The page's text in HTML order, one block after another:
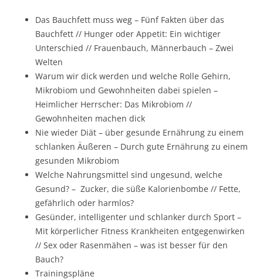
Das Bauchfett muss weg – Fünf Fakten über das
Bauchfett // Hunger oder Appetit: Ein wichtiger
Unterschied // Frauenbauch, Männerbauch – Zwei
Welten
Warum wir dick werden und welche Rolle Gehirn,
Mikrobiom und Gewohnheiten dabei spielen –
Heimlicher Herrscher: Das Mikrobiom //
Gewohnheiten machen dick
Nie wieder Diät – über gesunde Ernährung zu einem
schlanken Äußeren – Durch gute Ernährung zu einem
gesunden Mikrobiom
Welche Nahrungsmittel sind ungesund, welche
Gesund? – Zucker, die süße Kalorienbombe // Fette,
gefährlich oder harmlos?
Gesünder, intelligenter und schlanker durch Sport –
Mit körperlicher Fitness Krankheiten entgegenwirken
// Sex oder Rasenmähen – was ist besser für den
Bauch?
Trainingspläne